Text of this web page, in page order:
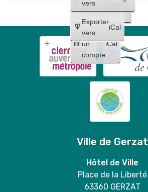
un
compte
Google
Créer
un
compte
iCal
vers
Exporter
vers
iCal
Ville de Gerzat
Hôtel de Ville
Place de la Liberté
63360 GERZAT